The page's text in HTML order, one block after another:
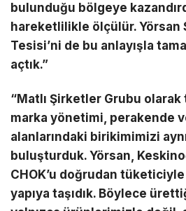
bulunduğu bölgeye
hareketlilikle ölçülür. Yörsan
Tesisi’ni de bu anlayışla
açtık.”
“Matlı Şirketler Grubu olarak
marka yönetimi, perakende
alanlarındaki birikimimizi
buluşturduk. Yörsan,
CHOK’u doğrudan
yapıya taşıdık. Böylece